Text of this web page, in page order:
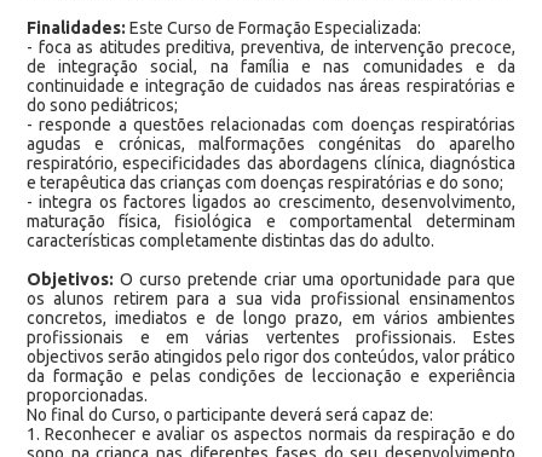
Finalidades: Este Curso de Formação Especializada:
- foca as atitudes preditiva, preventiva, de intervenção precoce,
de integração social, na família e nas comunidades e da
continuidade e integração de cuidados nas áreas respiratórias e
do sono pediátricos;
- responde a questões relacionadas com doenças respiratórias
agudas e crónicas, malformações congénitas do aparelho
respiratório, especificidades das abordagens clínica, diagnóstica
e terapêutica das crianças com doenças respiratórias e do sono;
- integra os factores ligados ao crescimento, desenvolvimento,
maturação física, fisiológica e comportamental determinam
características completamente distintas das do adulto.
Objetivos: O curso pretende criar uma oportunidade para que
os alunos retirem para a sua vida profissional ensinamentos
concretos, imediatos e de longo prazo, em vários ambientes
profissionais e em várias vertentes profissionais. Estes
objectivos serão atingidos pelo rigor dos conteúdos, valor prático
da formação e pelas condições de leccionação e experiência
proporcionadas.
No final do Curso, o participante deverá será capaz de:
1. Reconhecer e avaliar os aspectos normais da respiração e do
sono na criança nas diferentes fases do seu desenvolvimento